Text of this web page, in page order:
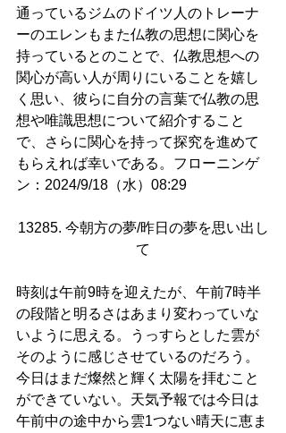
通っているジムのドイツ人のトレーナ
ーのエレンもまた仏教の思想に関心を
持っているとのことで、仏教思想への
関心が高い人が周りにいることを嬉し
く思い、彼らに自分の言葉で仏教の思
想や唯識思想について紹介すること
で、さらに関心を持って探究を進めて
もらえれば幸いである。フローニンゲ
ン：2024/9/18（水）08:29
13285. 今朝方の夢/昨日の夢を思い出し
て
時刻は午前9時を迎えたが、午前7時半
の段階と明るさはあまり変わっていな
いように思える。うっすらとした雲が
そのように感じさせているのだろう。
今日はまだ燦然と輝く太陽を拝むこと
ができていない。天気予報では今日は
午前中の途中から雲1つない晴天に恵ま